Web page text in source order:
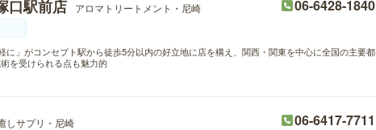
口駅前店 アロマトリートメント・尼崎 06-6428-1840
」がコンセプト駅から徒歩5分以内の好立地に店を構え、関西・関東を中心に全国の主要都
を受けられる点も魅力的
しサプリ・尼崎 06-6417-7711